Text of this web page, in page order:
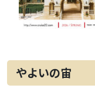
やよいの宙